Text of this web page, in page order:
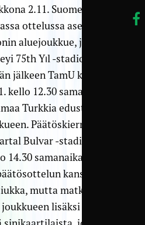
2.11. Suomen aikaa
ottelussa asettuu
aluejoukkue, ja se
75th Yıl -stadionilla
jälkeen TamU kohtaa
kello 12.30 samalla
Turkkia edustavan
Päätöskierroksen
Bulvar -stadionilla
samanaikaisesti
kanssa.
mutta matkalla
lisäksi